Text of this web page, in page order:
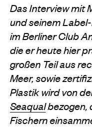
Das Interview mit
und seinem
im Berliner Club
die er heute hier
großen Teil aus
Meer, sowie
Plastik wird von
Seaqualbezogen,
Fischern